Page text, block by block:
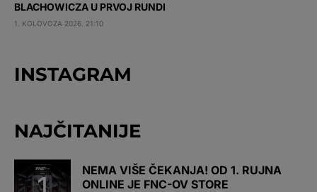
BLACHOWICZA U PRVOJ RUNDI
1. KOLOVOZA 2026. 21:10
INSTAGRAM
NAJČITANIJE
NEMA VIŠE ČEKANJA! OD 1. RUJNA
ONLINE JE FNC-OV STORE